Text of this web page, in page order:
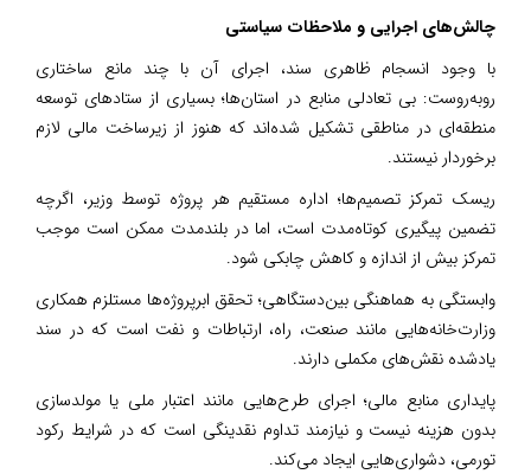
چالش‌های اجرایی و ملاحظات سیاستی
با وجود انسجام ظاهری سند، اجرای آن با چند مانع ساختاری
روبه‌روست: بی تعادلی منابع در استان‌ها؛ بسیاری از ستادهای توسعه
منطقه‌ای در مناطقی تشکیل شده‌اند که هنوز از زیرساخت مالی لازم
برخوردار نیستند.
ریسک تمرکز تصمیم‌ها؛ اداره مستقیم هر پروژه توسط وزیر، اگرچه
تضمین پیگیری کوتاه‌مدت است، اما در بلندمدت ممکن است موجب
تمرکز بیش از اندازه و کاهش چابکی شود.
وابستگی به هماهنگی بین‌دستگاهی؛ تحقق ابرپروژه‌ها مستلزم همکاری
وزارت‌خانه‌هایی مانند صنعت، راه، ارتباطات و نفت است که در سند
یادشده نقش‌های مکملی دارند.
پایداری منابع مالی؛ اجرای طرح‌هایی مانند اعتبار ملی یا مولدسازی
بدون هزینه نیست و نیازمند تداوم نقدینگی است که در شرایط رکود
تورمی، دشواری‌هایی ایجاد می‌کند.